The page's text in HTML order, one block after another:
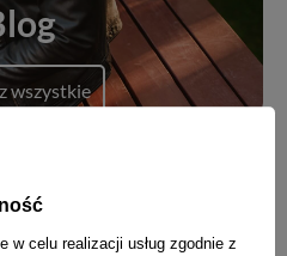
wszystkie
w celu realizacji usług zgodnie z